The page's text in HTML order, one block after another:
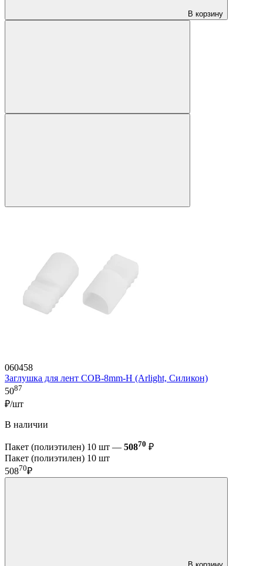
В корзину
060458
Заглушка для лент COB-8mm-H (Arlight, Силикон)
5087
₽/шт
В наличии
Пакет (полиэтилен) 10 шт — 50870 ₽
Пакет (полиэтилен) 10 шт
50870₽